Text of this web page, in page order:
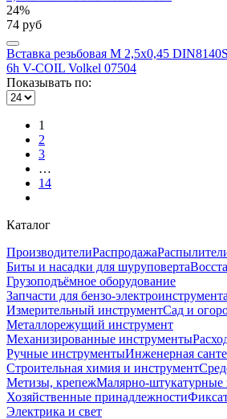
24%
74 руб
Вставка резьбовая М 2,5х0,45
6h V-COIL Volkel 07504
Показывать по:
1
2
3
…
14
Каталог
ПроизводителиРаспродажа
Биты и насадки для шуруповерта
Грузоподъёмное оборудование
Запчасти для бензо-электроинструмента
Измерительный инструментСад и
Металлорежущий инструмент
Механизированные инструменты
Ручные инструментыИнженерная
Строительная химия и инструмент
Метизы, крепежМалярно-штукатурные
Хозяйственные принадлежности
Электрика и свет